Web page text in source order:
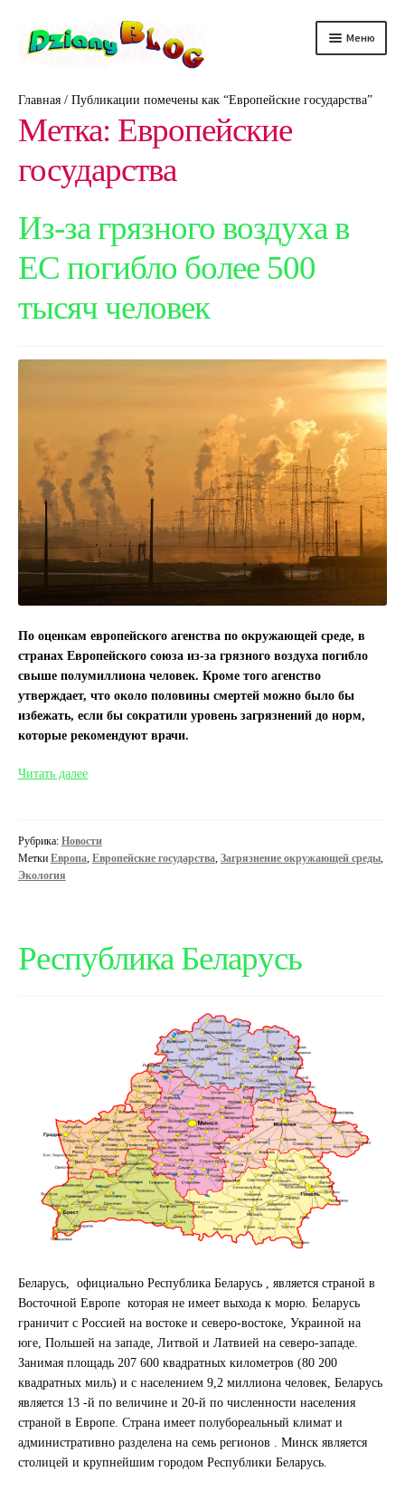
Перейти
Перейти
Меню
DRelax
DTechno
DHealth
DAuto
Главная/ Публикации помечены как “Европейские государства”
Метка: Европейские
государства
Из-за грязного воздуха в
ЕС погибло более 500
тысяч человек
По оценкам европейского агенства по окружающей среде, в
странах Европейского союза из-за грязного воздуха погибло
свыше полумиллиона человек. Кроме того агенство
утверждает, что около половины смертей можно было бы
избежать, если бы сократили уровень загрязнений до норм,
которые рекомендуют врачи.
Читать далееИз-
в
тысяч
человек
Рубрика: Новости
Метки Европа, Европейские государства, Загрязнение окружающей среды,
Экология
Республика Беларусь
Беларусь, официально Республика Беларусь , является страной в
Восточной Европе которая не имеет выхода к морю. Беларусь
граничит с Россией на востоке и северо-востоке, Украиной на
юге, Польшей на западе, Литвой и Латвией на северо-западе.
Занимая площадь 207 600 квадратных километров (80 200
квадратных миль) и с населением 9,2 миллиона человек, Беларусь
является 13 -й по величине и 20-й по численности населения
страной в Европе. Страна имеет полубореальный климат и
административно разделена на семь регионов . Минск является
столицей и крупнейшим городом Республики Беларусь.